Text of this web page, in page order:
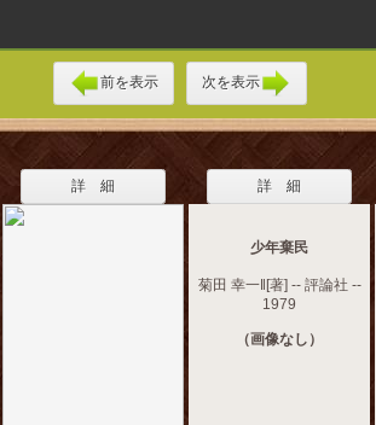
前を表示 次を表示
詳 細 詳 細
少年棄民
菊田 幸一‖[著] -- 評論社 --
1979
（画像なし）